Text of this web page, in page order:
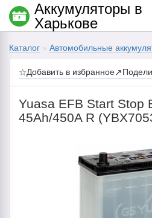
Каталог » Автомобильные
☆Добавить в избранное↗
Yuasa EFB Start Stop
45Ah/450A R
Аккумуляторы в
Харькове